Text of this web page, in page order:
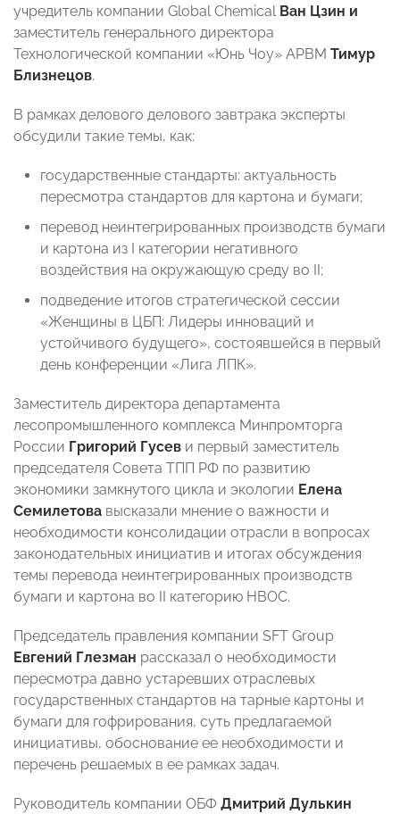
учредитель компании Global Chemical Ван Цзин и
заместитель генерального директора
Технологической компании «Юнь Чоу» АРBМ Тимур
Близнецов.
В рамках делового делового завтрака эксперты
обсудили такие темы, как:
государственные стандарты: актуальность
пересмотра стандартов для картона и бумаги;
перевод неинтегрированных производств бумаги
и картона из I категории негативного
воздействия на окружающую среду во II;
подведение итогов стратегической сессии
«Женщины в ЦБП: Лидеры инноваций и
устойчивого будущего», состоявшейся в первый
день конференции «Лига ЛПК».
Заместитель директора департамента
лесопромышленного комплекса Минпромторга
России Григорий Гусев и первый заместитель
председателя Совета ТПП РФ по развитию
экономики замкнутого цикла и экологии Елена
Семилетова высказали мнение о важности и
необходимости консолидации отрасли в вопросах
законодательных инициатив и итогах обсуждения
темы перевода неинтегрированных производств
бумаги и картона во II категорию НВОС.
Председатель правления компании SFT Group
Евгений Глезман рассказал о необходимости
пересмотра давно устаревших отраслевых
государственных стандартов на тарные картоны и
бумаги для гофрирования, суть предлагаемой
инициативы, обоснование ее необходимости и
перечень решаемых в ее рамках задач.
Руководитель компании ОБФ Дмитрий Дулькин